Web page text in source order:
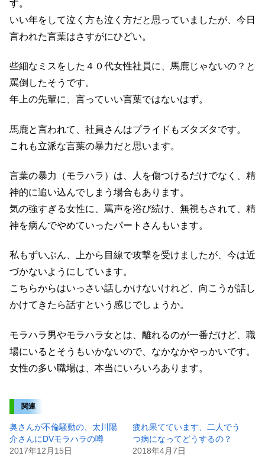
す。
いい年をして泣く方も泣く方だと思っていましたが、今日
言われた言葉はさすがにひどい。
些細なミスをした４０代女性社員に、馬鹿じゃないの？と
罵倒したそうです。
年上の先輩に、言っていい言葉ではないはず。
馬鹿と言われて、社員さんはプライドもズタズタです。
これも立派な言葉の暴力だと思います。
言葉の暴力（モラハラ）は、人を傷つけるだけでなく、精
神的に追い込んでしまう場合もあります。
気の強すぎる女性に、罵声を浴び続け、無視もされて、精
神を病んでやめていったパートさんもいます。
私もずいぶん、上から目線で攻撃を受けましたが、今は近
づかないようにしています。
こちらからはいっさい話しかけないけれど、向こうが話し
かけてきたら話すという感じでしょうか。
モラハラ男やモラハラ女とは、離れるのが一番だけど、職
場にいるとそうもいかないので、なかなかやっかいです。
女性の多い職場は、本当にいろいろあります。
関連
奥さんが不倫騒動の、太川陽
介さんにDVモラハラの噂
2017年12月15日
疲れ果てています、二人でう
つ病になってどうするの？
2018年4月7日